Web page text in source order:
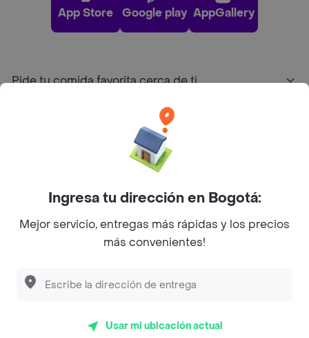
App Store Google play AppGallery
Pide tu comida favorita cerca de ti
Sobre Rappi
Facebook
Twitter
Instagram
©2026Rappi Inc. All rights reserved.
Ingresa tu dirección en Bogotá:
Mejor servicio, entregas más rápidas y los precios
más convenientes!
Usar mi ubicación actual